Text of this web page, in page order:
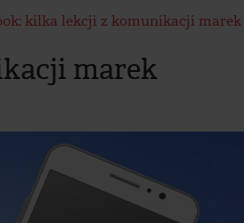
kilka lekcji z komunikacji marek
marek